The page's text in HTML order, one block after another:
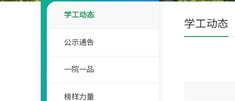
学工动态
公示通告
一院一品
榜样力量
学工动态